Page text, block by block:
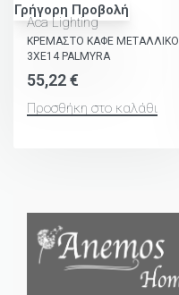
Γρήγορη Προβολή
Aca Lighting
ΚΡΕΜΑΣΤΟ ΚΑΦΕ ΜΕΤΑΛΛΙΚΟ
3ΧΕ14 PALMYRA
55,22€
Προσθήκη στο καλάθι